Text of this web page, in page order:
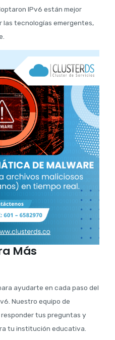
IPv6 están mejor
las tecnologías emergentes,
Más
ayudarte en cada paso del
Nuestro equipo de
tus preguntas y
tu institución educativa.